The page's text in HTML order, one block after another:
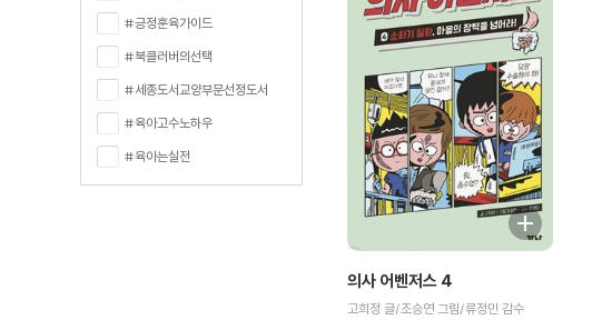
#긍정훈육가이드
#북클러버의선택
#세종도서교양부문선정도서
#육아고수노하우
#육아는실전
의사 어벤저스 4
고희정 글/조승연 그림/류정민 감수